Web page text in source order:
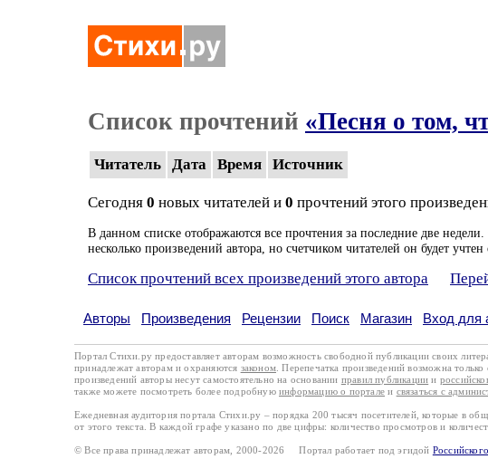
Список прочтений «Песня о том,
Читатель Дата Время Источник
Сегодня 0 новых читателей и 0 прочтений этого
В данном списке отображаются все прочтения за последние две
несколько произведений автора, но счетчиком читателей он будет
Список прочтений всех произведений этого автора
Авторы Произведения Рецензии Поиск Магазин Вход для
Портал Стихи.ру предоставляет авторам возможность свободной публикации своих
принадлежат авторам и охраняются законом . Перепечатка произведений возможна
произведений авторы несут самостоятельно на основании правил публикации и
также можете посмотреть более подробную информацию о портале и связаться с
Ежедневная аудитория портала Стихи.ру – порядка 200 тысяч посетителей, которые в
от этого текста. В каждой графе указано по две цифры: количество просмотров и
© Все права принадлежат авторам, 2000-2026 Портал работает под эгидой